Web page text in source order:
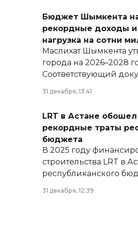
Бюджет Шымкента
рекордные доходы и
нагрузка на сотни
Маслихат Шымкента
города на 2026–2028
Соответствующий
базе нормативных
сайте маслихат города.
31 декабря, 13:41
LRT в Астане
рекордные траты
бюджета
В 2025 году
строительства LRT в
республиканского
рекордных объемов.
31 декабря, 12:39